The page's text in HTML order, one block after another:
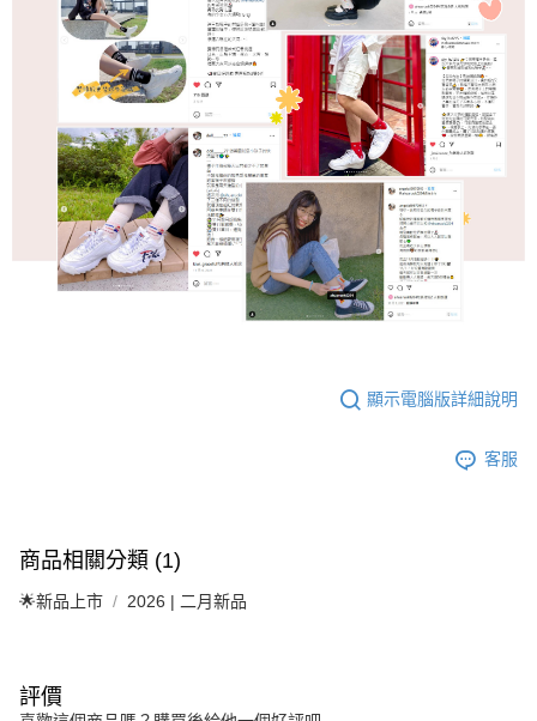
顯示電腦版詳細說明
客服
商品相關分類 (1)
🌟新品上市 2026 | 二月新品
評價